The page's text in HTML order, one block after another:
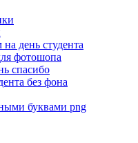
день студента
фотошопа
спасибо
без фона
буквами png